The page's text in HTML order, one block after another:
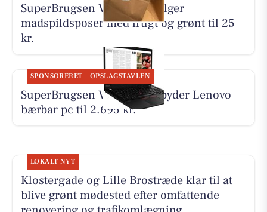
SuperBrugsen Vamdrup sælger
madspildsposer med frugt og grønt til 25
kr.
SPONSORERET OPSLAGSTAVLEN
SuperBrugsen Vamdrup tilbyder Lenovo
bærbar pc til 2.695 kr.
LOKALT NYT
Klostergade og Lille Brostræde klar til at
blive grønt mødested efter omfattende